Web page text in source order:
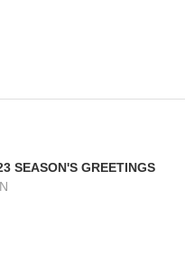
SEASON'S GREETINGS